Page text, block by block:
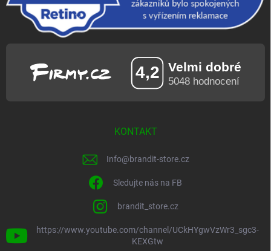
KONTAKT
Info@brandit-store.cz
Sledujte nás na FB
brandit_store.cz
https://www.youtube.com/channel/UCkHYgwVzWr3_sgc3-
KEXGtw